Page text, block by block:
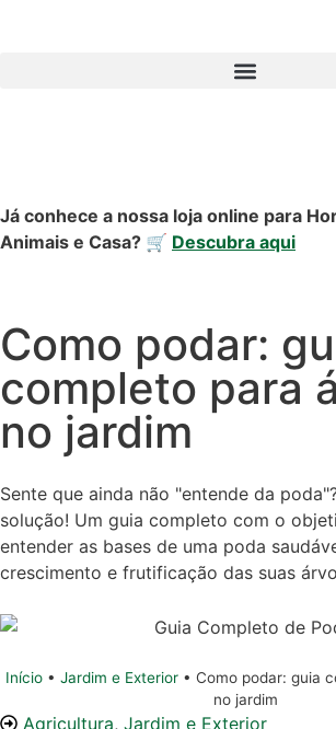
Já conhece a nossa loja online para
Animais e Casa? 🛒 Descubra aqui
Como podar:
completo para
no jardim
Sente que ainda não "entende da
solução! Um guia completo com o
entender as bases de uma poda
crescimento e frutificação das suas
Início • Jardim e Exterior • Como podar: guia
no jardim
Agricultura, Jardim e Exterior